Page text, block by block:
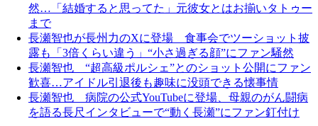
然…「結婚すると思ってた」元彼女とはお揃いタトゥー
まで
長瀬智也が長州力のXに登場 食事会でツーショット披
露も「3倍くらい違う」“小さ過ぎる顔”にファン騒然
長瀬智也 “超高級ポルシェ”とのショット公開にファン
歓喜…アイドル引退後も趣味に没頭できる懐事情
長瀬智也 病院の公式YouTubeに登場、母親のがん闘病
を語る長尺インタビューで“動く長瀬”にファン釘付け